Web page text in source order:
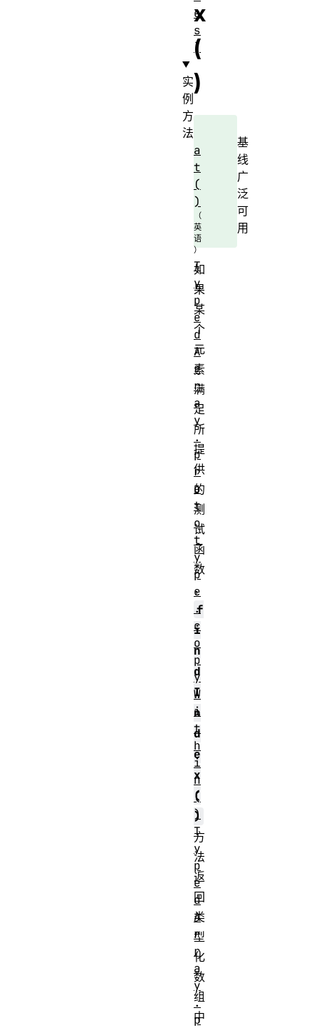
x
(
)
基
线
广
泛
可
用
如
果
某
个
元
素
满
足
所
提
供
的
测
试
函
数
，
f
i
n
d
I
n
d
e
x
(
)
方
法
返
回
类
型
化
数
组
中
e
s
]
实
例
方
法
a
t
(
)
T
y
p
e
d
A
r
r
a
y
.
p
r
o
t
o
t
y
p
e
.
c
o
p
y
W
i
t
h
i
n
(
)
T
y
p
e
d
A
r
r
a
y
.
p